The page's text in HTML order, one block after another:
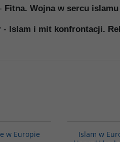
Fitna. Wojna w sercu islamu
- Islam i mit konfrontacji.
w Europie
Islam w